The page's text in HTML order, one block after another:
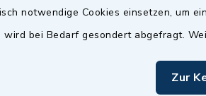
notwendige Cookies einsetzen, um
wird bei Bedarf gesondert abgefragt.
Zur